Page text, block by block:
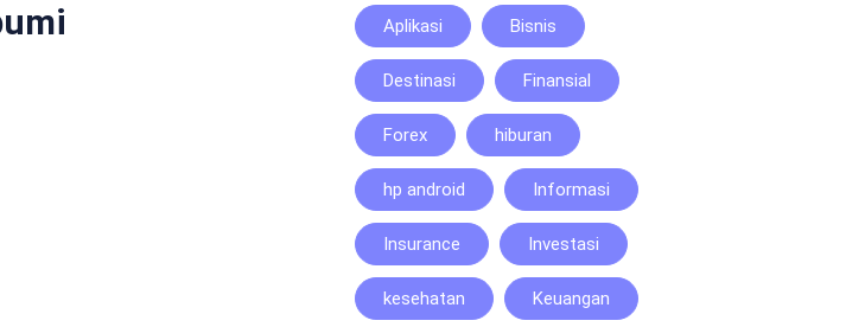
Aplikasi Bisnis
Destinasi Finansial
Forex hiburan
hp android Informasi
Insurance Investasi
kesehatan Keuangan